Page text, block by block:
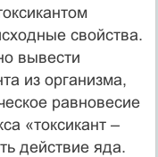
свойства.
вывести
из организма,
равновесие
«токсикант –
действие яда.